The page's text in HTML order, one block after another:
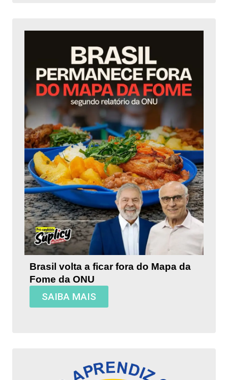
Brasil volta a ficar fora do Mapa da
Fome da ONU
SAIBA MAIS